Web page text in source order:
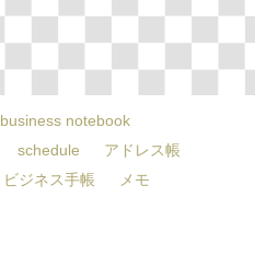
business notebook
schedule
アドレス帳
ビジネス手帳
メモ